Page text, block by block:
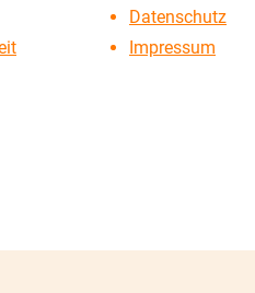
Datenschutz
Impressum